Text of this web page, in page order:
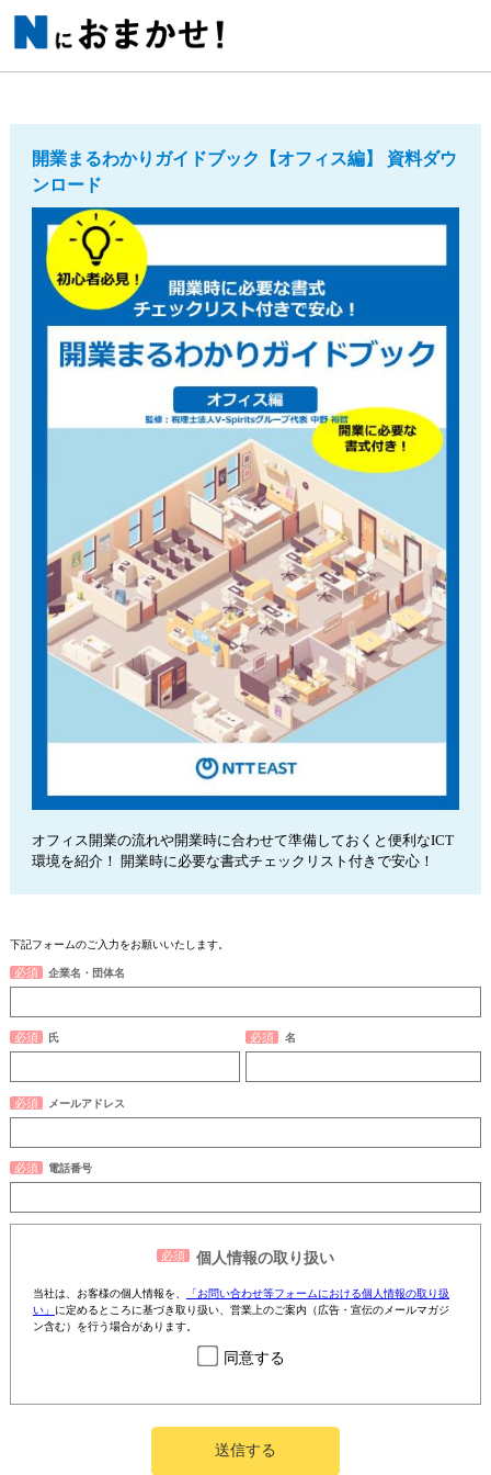
開業まるわかりガイドブック【オフィス編】 資料ダウ
ンロード
オフィス開業の流れや開業時に合わせて準備しておくと便利なICT
環境を紹介！ 開業時に必要な書式チェックリスト付きで安心！
下記フォームのご入力をお願いいたします。
企業名・団体名
氏 名
メールアドレス
電話番号
個人情報の取り扱い
同意する
当社は、お客様の個人情報を、
「お問い合わせ等フォームにおける個人情報の取り扱
い」 に定めるところに基づき取り扱い、営業上のご案内（広告・宣伝のメールマガジ
ン含む）を行う場合があります。